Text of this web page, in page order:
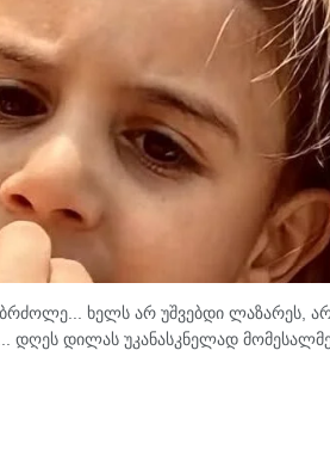
ხელს არ უშვებდი ლაზარეს,
დილას უკანასკნელად